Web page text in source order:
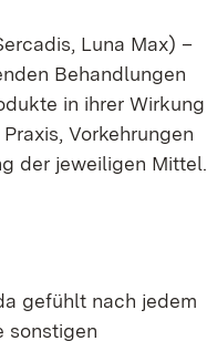
Luna Max) –
Behandlungen
in ihrer Wirkung
Vorkehrungen
der jeweiligen Mittel.
gefühlt nach jedem
sonstigen